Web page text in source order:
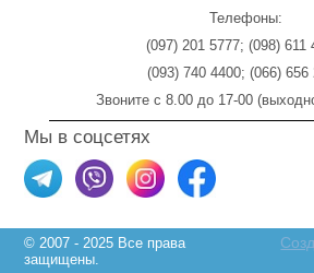
Телефоны:
(097) 201 5777; (098) 611
(093) 740 4400; (066) 656
Звоните с 8.00 до 17-00
Мы в соцсетях
© 2007 - 2025 Все права
защищены.